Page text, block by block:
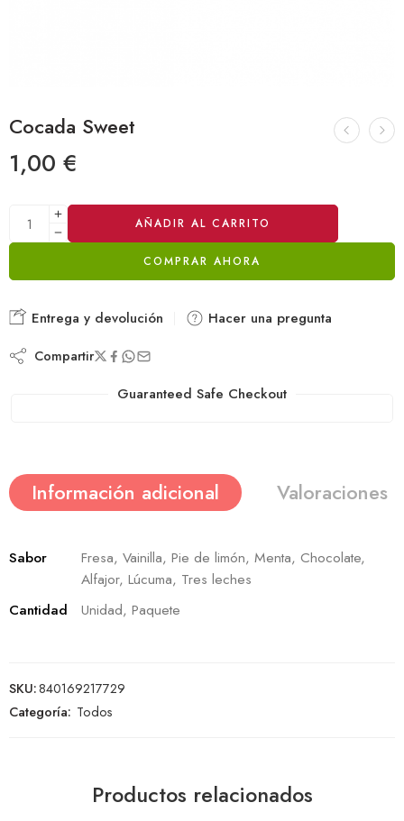
Cocada Sweet
1,00 €
AÑADIR AL CARRITO
COMPRAR AHORA
Alternative:
Entrega y devolución Hacer una pregunta
Compartir
Guaranteed Safe Checkout
Información adicional Valoraciones
Sabor
Fresa, Vainilla, Pie de limón, Menta, Chocolate,
Alfajor, Lúcuma, Tres leches
Cantidad
Unidad, Paquete
SKU:840169217729
Categoría: Todos
Productos relacionados